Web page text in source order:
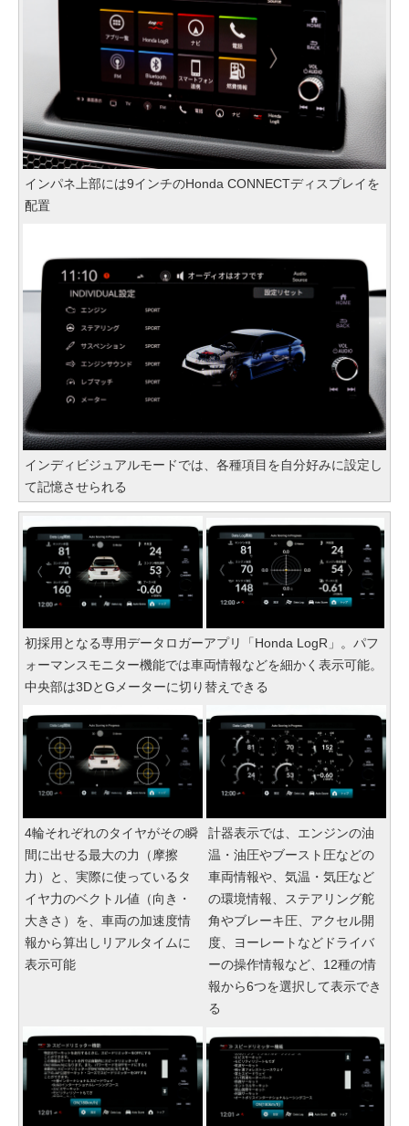
インパネ上部には9インチのHonda CONNECTディスプレイを
配置
インディビジュアルモードでは、各種項目を自分好みに設定し
て記憶させられる
初採用となる専用データロガーアプリ「Honda LogR」。パフ
ォーマンスモニター機能では車両情報などを細かく表示可能。
中央部は3DとGメーターに切り替えできる
4輪それぞれのタイヤがその瞬
間に出せる最大の力（摩擦
力）と、実際に使っているタ
イヤ力のベクトル値（向き・
大きさ）を、車両の加速度情
報から算出しリアルタイムに
表示可能
計器表示では、エンジンの油
温・油圧やブースト圧などの
車両情報や、気温・気圧など
の環境情報、ステアリング舵
角やブレーキ圧、アクセル開
度、ヨーレートなどドライバ
ーの操作情報など、12種の情
報から6つを選択して表示でき
る